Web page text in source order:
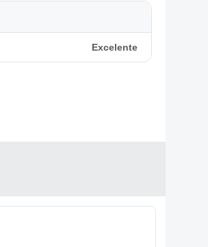
salas, monitores, equipos de
Excelente